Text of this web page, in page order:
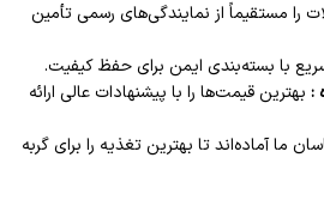
را مستقیماً از نمایندگی‌های رسمی تأمین
با بسته‌بندی ایمن برای حفظ کیفیت.
: بهترین قیمت‌ها را با پیشنهادات عالی ارائه
ما آماده‌اند تا بهترین تغذیه را برای گربه